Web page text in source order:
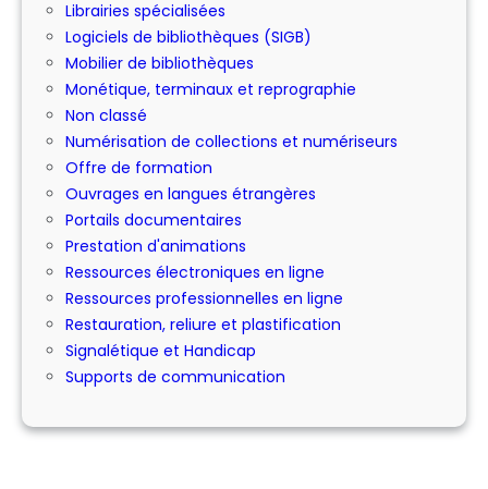
Librairies spécialisées
Logiciels de bibliothèques (SIGB)
Mobilier de bibliothèques
Monétique, terminaux et reprographie
Non classé
Numérisation de collections et numériseurs
Offre de formation
Ouvrages en langues étrangères
Portails documentaires
Prestation d'animations
Ressources électroniques en ligne
Ressources professionnelles en ligne
Restauration, reliure et plastification
Signalétique et Handicap
Supports de communication